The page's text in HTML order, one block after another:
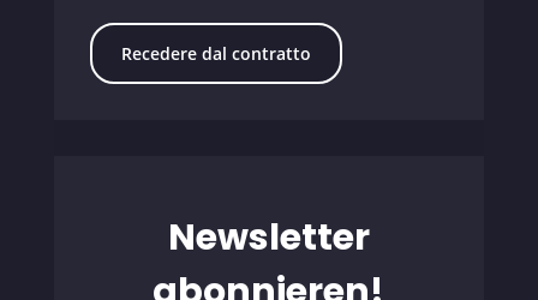
Recedere dal contratto
Newsletter